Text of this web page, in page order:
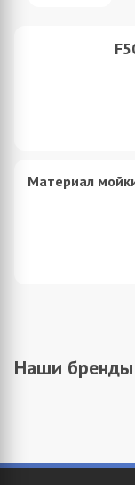
Материал
Наши бренды